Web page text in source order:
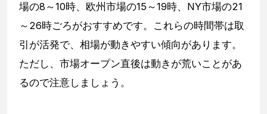
場の8～10時、欧州市場の15～19時、NY市場の21
～26時ごろがおすすめです。これらの時間帯は取
引が活発で、相場が動きやすい傾向があります。
ただし、市場オープン直後は動きが荒いことがあ
るので注意しましょう。